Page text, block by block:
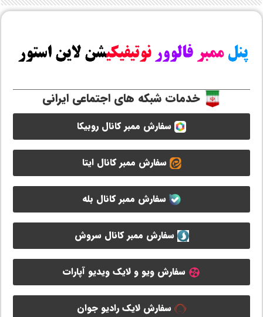
خدمات شبکه های اجتماعی ایرانی
سفارش ممبر کانال روبیکا
سفارش ممبر کانال ایتا
سفارش ممبر کانال بله
سفارش ممبر کانال سروش
سفارش ویو و لایک ویدیو آپارات
سفارش لایک رادیو جوان